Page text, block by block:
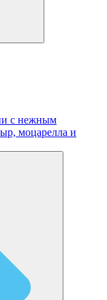
с нежным
моцарелла и